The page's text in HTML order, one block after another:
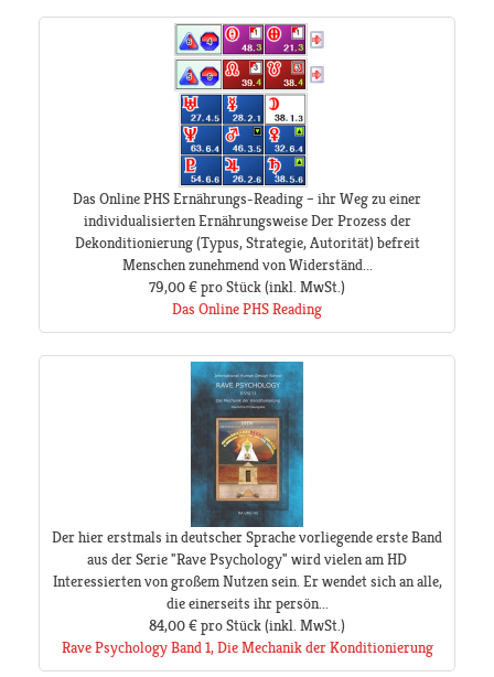
Das Online PHS Ernährungs-Reading – ihr Weg zu einer
individualisierten Ernährungsweise Der Prozess der
Dekonditionierung (Typus, Strategie, Autorität) befreit
Menschen zunehmend von Widerständ...
79,00 €pro Stück(inkl. MwSt.)
Das Online PHS Reading
Der hier erstmals in deutscher Sprache vorliegende erste Band
aus der Serie "Rave Psychology" wird vielen am HD
Interessierten von großem Nutzen sein. Er wendet sich an alle,
die einerseits ihr persön...
84,00 €pro Stück(inkl. MwSt.)
Rave Psychology Band 1, Die Mechanik der Konditionierung